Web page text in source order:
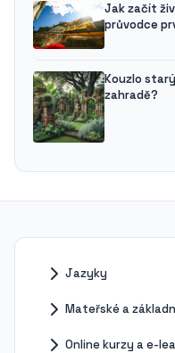
Jak začít
průvodce
Kouzlo
zahradě?
Jazyky
Mateřské a
Online kurzy a e-